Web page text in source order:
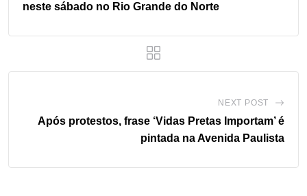
neste sábado no Rio Grande do Norte
NEXT POST
Após protestos, frase ‘Vidas Pretas Importam’ é
pintada na Avenida Paulista